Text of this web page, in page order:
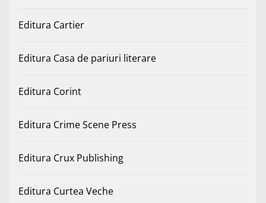
Editura Cartier
Editura Casa de pariuri literare
Editura Corint
Editura Crime Scene Press
Editura Crux Publishing
Editura Curtea Veche